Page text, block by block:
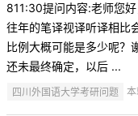
811:30提问内容:老师您
往年的笔译视译听译相比
比例大概可能是多少呢？
还未最终确定，以后 ...
四川外国语大学考研问题